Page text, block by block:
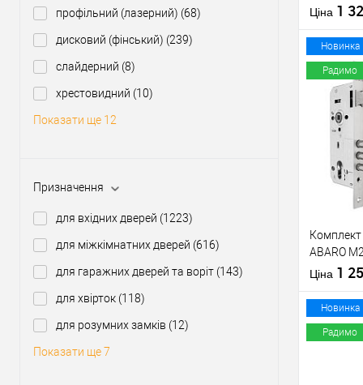
профільний (лазерний) (68)
дисковий (фінський) (239)
слайдерний (8)
хрестовидний (10)
Показати ще 12
Призначення
для вхідних дверей (1223)
для міжкімнатних дверей (616)
для гаражних дверей та воріт (143)
для хвірток (118)
для розумних замків (12)
Показати ще 7
Матеріал
Країна
Статус (гурт)
матовий
Ціна 1
У
Матеріал
Країна
Статус
Новинка
Радимо
Комплект
ABARO
Ціна 1
Новинка
Радимо